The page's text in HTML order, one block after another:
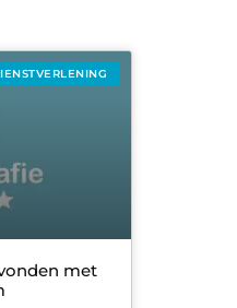
met